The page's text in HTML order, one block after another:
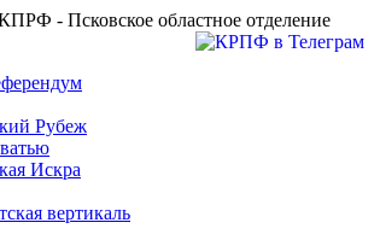
- Псковское областное отделение
Рубеж
Искра
вертикаль